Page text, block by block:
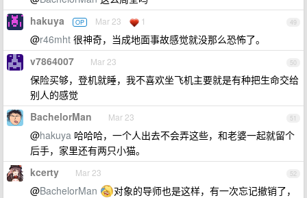
49
hakuya OP Mar 23 1
@r46mht 很神奇，当成地面事故感觉就没那么恐怖了。
50
v7864007 Mar 23
保险买够，登机就睡，我不喜欢坐飞机主要就是有种把生命交给
别人的感觉
51
BachelorMan Mar 23
@hakuya 哈哈哈，一个人出去不会弄这些，和老婆一起就留个
后手，家里还有两只小猫。
52
kcerty Mar 23
@BachelorMan
对象的导师也是这样，有一次忘记撤销了，